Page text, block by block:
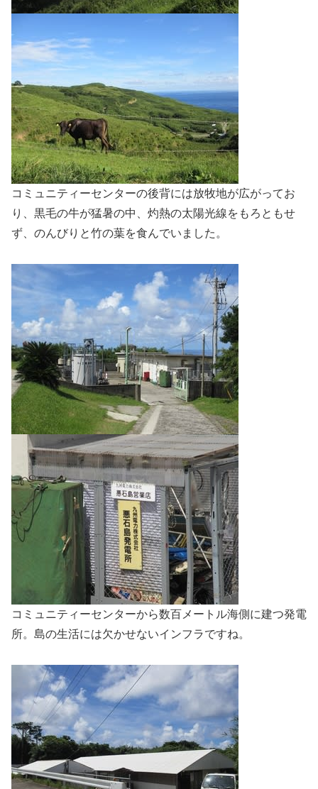
コミュニティーセンターの後背には放牧地が広がってお
り、黒毛の牛が猛暑の中、灼熱の太陽光線をもろともせ
ず、のんびりと竹の葉を食んでいました。
コミュニティーセンターから数百メートル海側に建つ発電
所。島の生活には欠かせないインフラですね。